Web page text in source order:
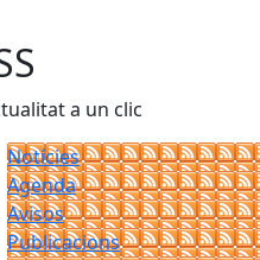
a un clic
Notícies
Agenda
Avisos
Publicacions